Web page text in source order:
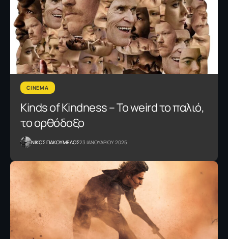
CINEMA
Kinds of Kindness – To weird το παλιό,
το ορθόδοξο
NΙΚΟΣ ΓΙΑΚΟΥΜΕΛΟΣ23 ΙΑΝΟΥΑΡΙΟΥ 2025